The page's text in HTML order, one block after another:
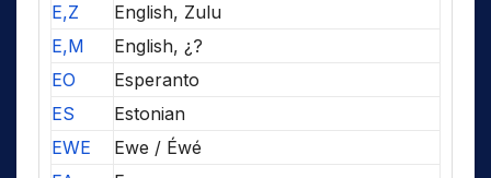
E,Z
English, Zulu
E,M
English, ¿?
EO
Esperanto
ES
Estonian
EWE
Ewe / Éwé